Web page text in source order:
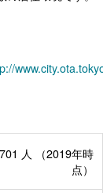
人
（2019年時
点）